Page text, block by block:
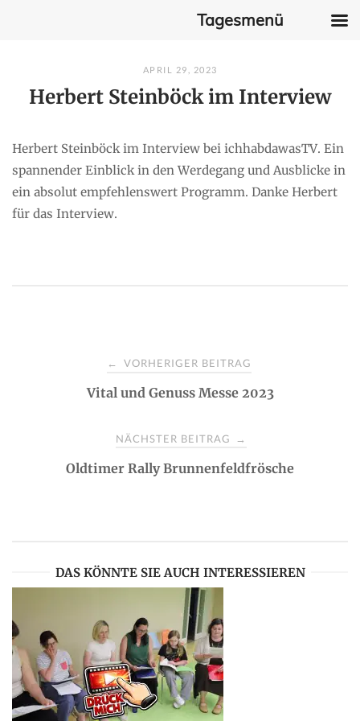
content
APRIL 29, 2023
Herbert Steinböck im Interview
Herbert Steinböck im Interview bei ichhabdawasTV. Ein
spannender Einblick in den Werdegang und Ausblicke in
ein absolut empfehlenswert Programm. Danke Herbert
für das Interview.
i
g
← VORHERIGER BEITRAG
Vital und Genuss Messe 2023
NÄCHSTER BEITRAG →
Oldtimer Rally Brunnenfeldfrösche
DAS KÖNNTE SIE AUCH INTERESSIEREN
Tagesmenü